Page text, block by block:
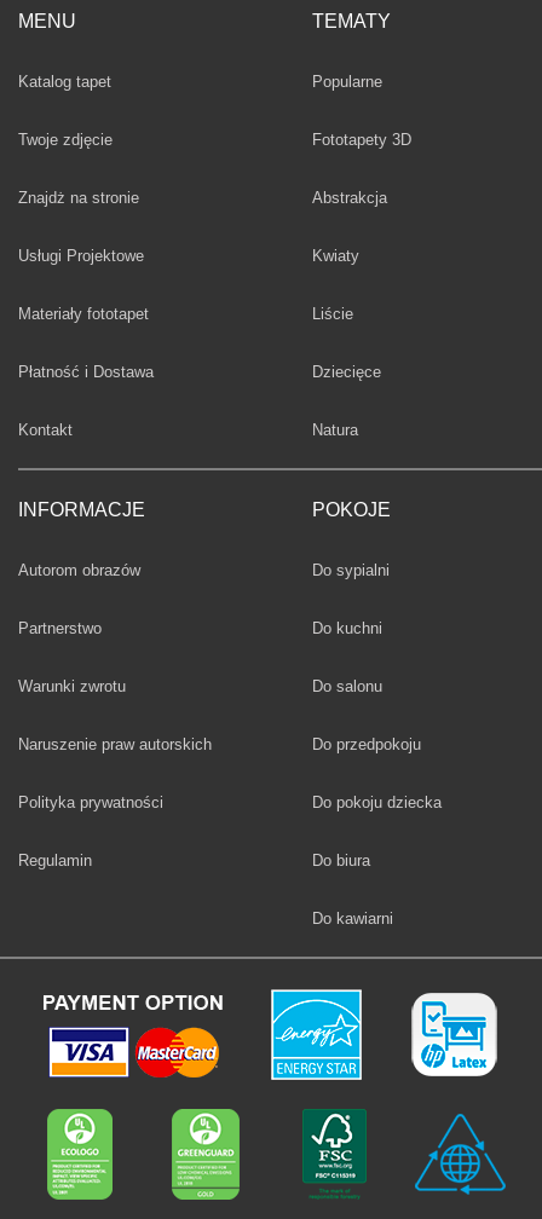
MENU
Katalog tapet
Twoje zdjęcie
Znajdż na stronie
Usługi Projektowe
Materiały fototapet
Płatność i Dostawa
Kontakt
INFORMACJE
Autorom obrazów
Partnerstwo
Warunki zwrotu
Naruszenie praw autorskich
Polityka prywatności
Regulamin
TEMATY
Fototapety
Popularne
Fototapety 3D
Fototapety
Abstrakcja
Fototapety
Kwiaty
Fototapety
Liście
Fototapety
Dziecięce
Fototapety
Natura
POKOJE
Fototapety
Do sypialni
Fototapety
Do kuchni
Fototapety
Do salonu
Fototapety
Do przedpokoju
Fototapety
Do pokoju dziecka
Fototapety
Do biura
Fototapety
Do kawiarni